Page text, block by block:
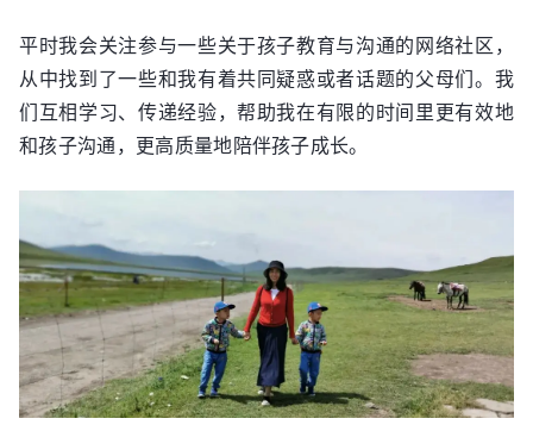
平时我会关注参与一些关于孩子教育与沟通的网络社区，
从中找到了一些和我有着共同疑惑或者话题的父母们。我
们互相学习、传递经验，帮助我在有限的时间里更有效地
和孩子沟通，更高质量地陪伴孩子成长。